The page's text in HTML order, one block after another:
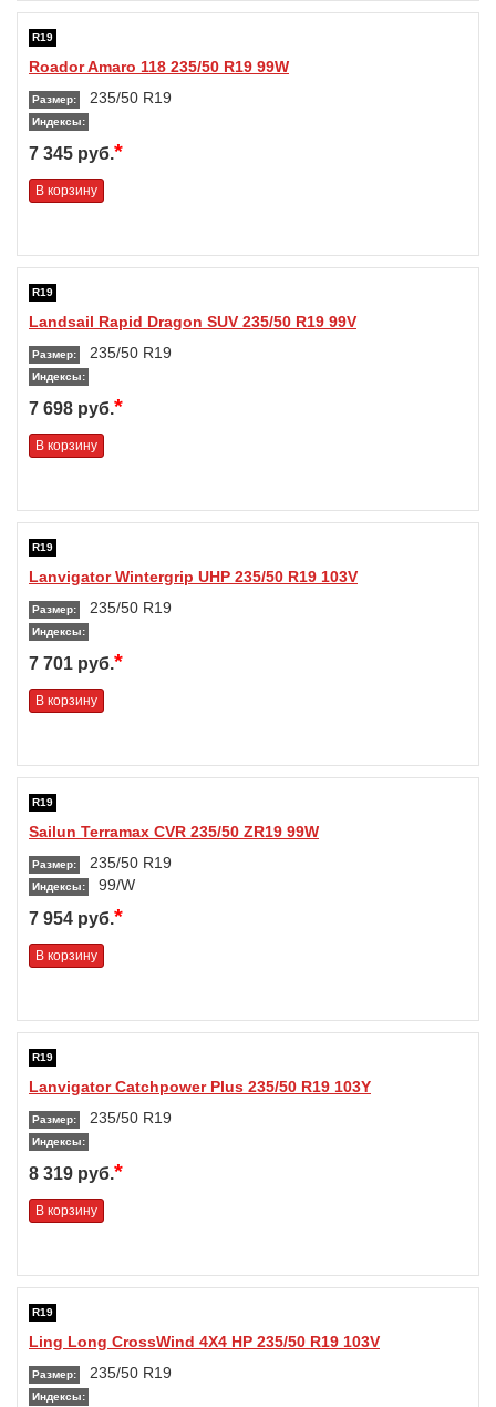
R19
Roador Amaro 118 235/50 R19 99W
Размер: 235/50 R19
Индексы:
7 345 руб.*
В корзину
R19
Landsail Rapid Dragon SUV 235/50 R19 99V
Размер: 235/50 R19
Индексы:
7 698 руб.*
В корзину
R19
Lanvigator Wintergrip UHP 235/50 R19 103V
Размер: 235/50 R19
Индексы:
7 701 руб.*
В корзину
R19
Sailun Terramax CVR 235/50 ZR19 99W
Размер: 235/50 R19
Индексы: 99/W
7 954 руб.*
В корзину
R19
Lanvigator Catchpower Plus 235/50 R19 103Y
Размер: 235/50 R19
Индексы:
8 319 руб.*
В корзину
R19
Ling Long CrossWind 4X4 HP 235/50 R19 103V
Размер: 235/50 R19
Индексы: